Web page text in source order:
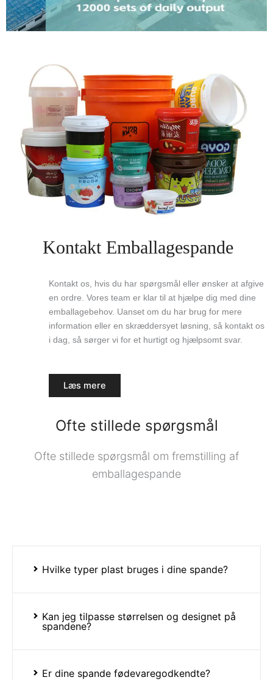
Kontakt Emballagespande
Kontakt os, hvis du har spørgsmål eller ønsker at afgive
en ordre. Vores team er klar til at hjælpe dig med dine
emballagebehov. Uanset om du har brug for mere
information eller en skræddersyet løsning, så kontakt os
i dag, så sørger vi for et hurtigt og hjælpsomt svar.
Læs mere
Ofte stillede spørgsmål
Ofte stillede spørgsmål om fremstilling af
emballagespande
Hvilke typer plast bruges i dine spande?
Kan jeg tilpasse størrelsen og designet på
spandene?
Er dine spande fødevaregodkendte?